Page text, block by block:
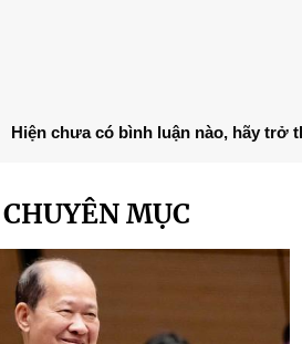
Hiện chưa có bình luận nào, hãy trở
MỤC